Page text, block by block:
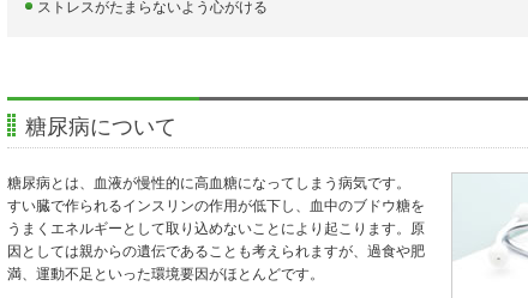
ストレスがたまらないよう心がける
糖尿病について
糖尿病とは、血液が慢性的に高血糖になってしまう病気です。
すい臓で作られるインスリンの作用が低下し、血中のブドウ糖を
うまくエネルギーとして取り込めないことにより起こります。原
因としては親からの遺伝であることも考えられますが、過食や肥
満、運動不足といった環境要因がほとんどです。